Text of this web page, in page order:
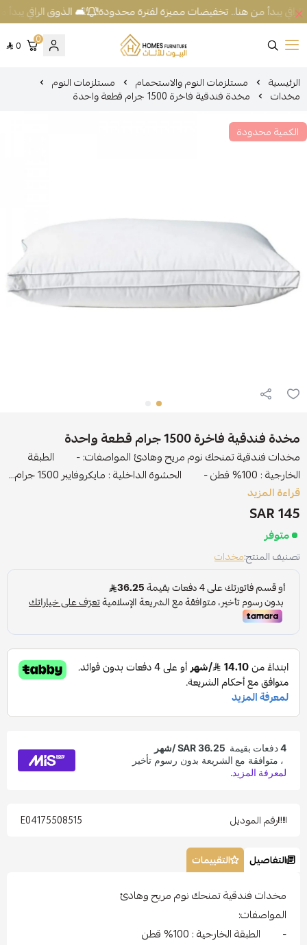
يبدأ من هنا.. تخفيضات مميزة لفترة محدودة! 🛋️ الذوق الراقي
شركة البيوت للأثاث
0
0
الرئيسية مستلزمات النوم والاستحمام مستلزمات النوم
مخدات
مخدة فندقية فاخرة 1500 جرام قطعة واحدة
الكمية محدودة
مخدة فندقية فاخرة 1500 جرام قطعة واحدة
مخدات فندقية تمنحك نوم مريح وهادئ المواصفات: - الطبقة
الخارجية : 100% قطن - الحشوة الداخلية : مايكروفايبر 1500 جرام...
قراءة المزيد
145 SAR
متوفر
تصنيف المنتج:مخدات
رقم الموديل E04175508515
التفاصيل التقييمات
مخدات فندقية تمنحك نوم مريح وهادئ
المواصفات:
- الطبقة الخارجية : 100% قطن